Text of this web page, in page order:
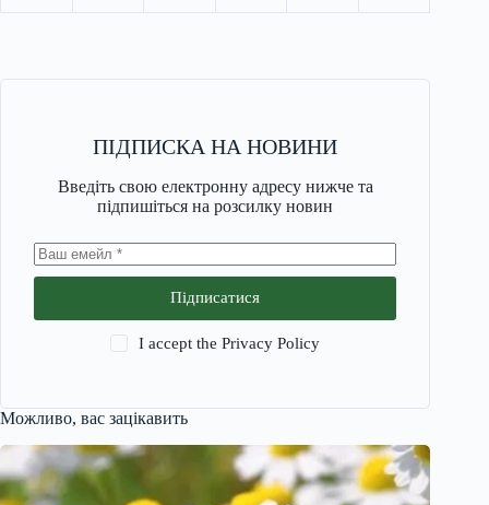
ПІДПИСКА НА НОВИНИ
Введіть свою електронну адресу нижче та
підпишіться на розсилку новин
Підписатися
I accept the Privacy Policy
Можливо, вас зацікавить